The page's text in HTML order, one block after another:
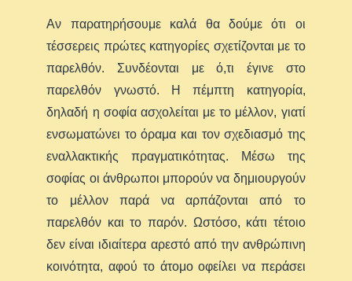
Αν παρατηρήσουμε καλά θα δούμε ότι οι
τέσσερεις πρώτες κατηγορίες σχετίζονται με το
παρελθόν. Συνδέονται με ό,τι έγινε στο
παρελθόν γνωστό. Η πέμπτη κατηγορία,
δηλαδή η σοφία ασχολείται με το μέλλον, γιατί
ενσωματώνει το όραμα και τον σχεδιασμό της
εναλλακτικής πραγματικότητας. Μέσω της
σοφίας οι άνθρωποι μπορούν να δημιουργούν
το μέλλον παρά να αρπάζονται από το
παρελθόν και το παρόν. Ωστόσο, κάτι τέτοιο
δεν είναι ιδιαίτερα αρεστό από την ανθρώπινη
κοινότητα, αφού το άτομο οφείλει να περάσει